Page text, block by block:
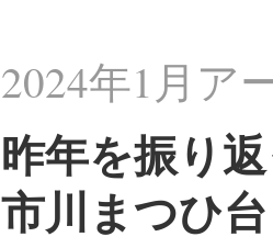
2024年1月ア
昨年を振り
市川まつひ台